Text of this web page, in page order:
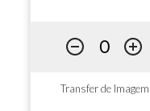
Transfer de